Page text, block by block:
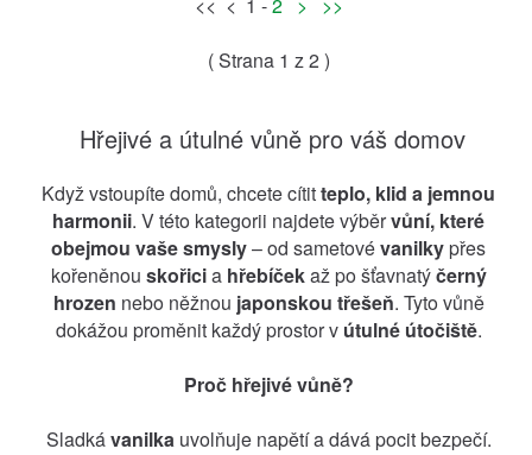
( Strana 1 z 2 )
Hřejivé a útulné vůně pro váš domov
Když vstoupíte domů, chcete cítitteplo, klid a jemnou
harmonii. V této kategorii najdete výběrvůní, které
obejmou vaše smysly– od sametovévanilkypřes
kořeněnou skořicia hřebíčekaž po šťavnatýčerný
hrozen nebo něžnou japonskou třešeň. Tyto vůně
dokážou proměnit každý prostor v útulné útočiště.
Proč hřejivé vůně?
Sladkávanilkauvolňuje napětí a dává pocit bezpečí.